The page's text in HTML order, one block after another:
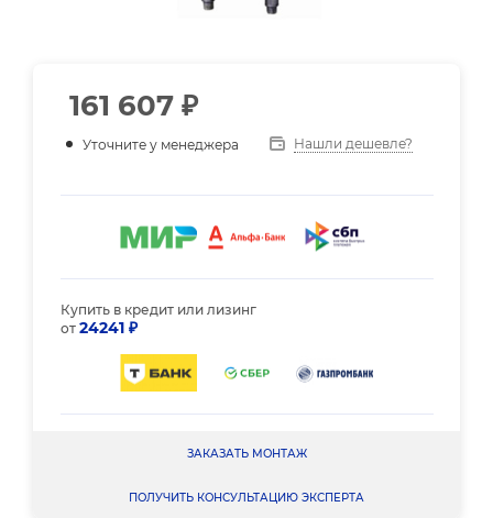
161 607 ₽
Уточните у менеджера Нашли дешевле?
Купить в кредит или лизинг
от 24241 ₽
ЗАКАЗАТЬ МОНТАЖ
ПОЛУЧИТЬ КОНСУЛЬТАЦИЮ ЭКСПЕРТА